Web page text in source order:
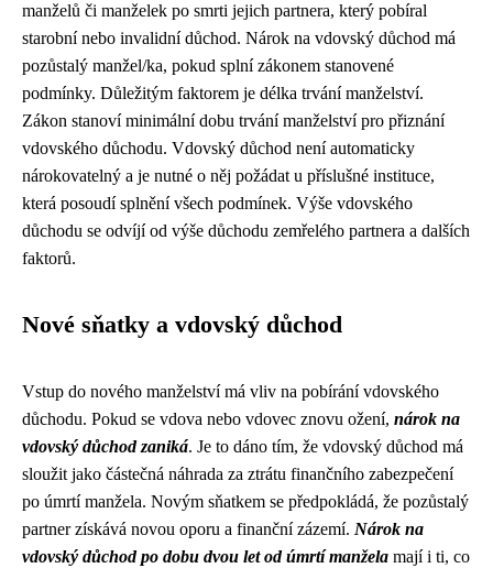
manželů či manželek po smrti jejich partnera, který pobíral
starobní nebo invalidní důchod. Nárok na vdovský důchod má
pozůstalý manžel/ka, pokud splní zákonem stanovené
podmínky. Důležitým faktorem je délka trvání manželství.
Zákon stanoví minimální dobu trvání manželství pro přiznání
vdovského důchodu. Vdovský důchod není automaticky
nárokovatelný a je nutné o něj požádat u příslušné instituce,
která posoudí splnění všech podmínek. Výše vdovského
důchodu se odvíjí od výše důchodu zemřelého partnera a dalších
faktorů.
Nové sňatky a vdovský důchod
Vstup do nového manželství má vliv na pobírání vdovského
důchodu. Pokud se vdova nebo vdovec znovu ožení, nárok na
vdovský důchod zaniká. Je to dáno tím, že vdovský důchod má
sloužit jako částečná náhrada za ztrátu finančního zabezpečení
po úmrtí manžela. Novým sňatkem se předpokládá, že pozůstalý
partner získává novou oporu a finanční zázemí. Nárok na
vdovský důchod po dobu dvou let od úmrtí manžela mají i ti, co